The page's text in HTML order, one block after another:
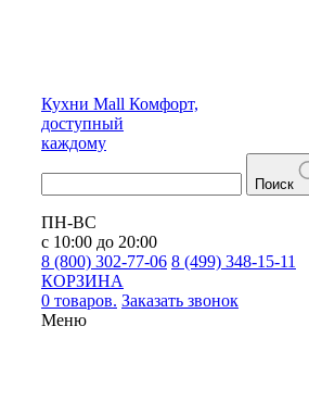
Кухни Mall Комфорт,
доступный
каждому
Поиск
ПН-ВС
с 10:00 до 20:00
8 (800) 302-77-06 8 (499) 348-15-11
КОРЗИНА
0 товаров. Заказать звонок
Меню